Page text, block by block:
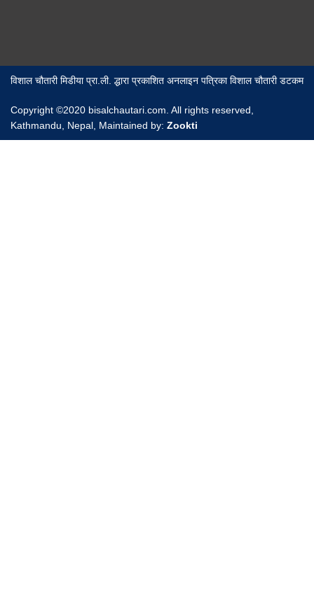
विशाल चौतारी मिडीया प्रा.ली. द्धारा प्रकाशित अनलाइन पत्रिका विशाल चौतारी डटकम
Copyright ©2020 bisalchautari.com. All rights reserved,
Kathmandu, Nepal, Maintained by: Zookti